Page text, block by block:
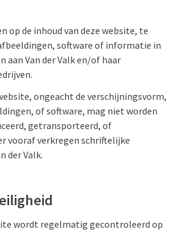
op de inhoud van deze website, te
software of informatie in
aan Van der Valk en/of haar
ongeacht de verschijningsvorm,
of software, mag niet worden
getransporteerd, of
vooraf verkregen schriftelijke
der Valk.
wordt regelmatig gecontroleerd op